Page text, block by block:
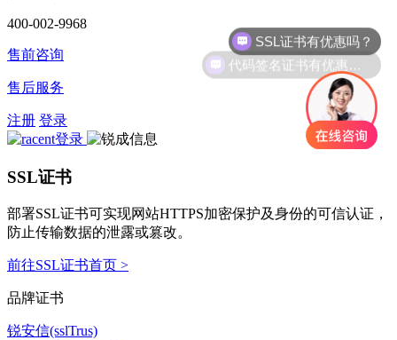
400-002-9968
售前咨询
售后服务
注册 登录
SSL证书
部署SSL证书可实现网站HTTPS加密保护及身份的可信认证，
防止传输数据的泄露或篡改。
前往SSL证书首页 >
品牌证书
锐安信(sslTrus)
代码签名证书有优惠吗？